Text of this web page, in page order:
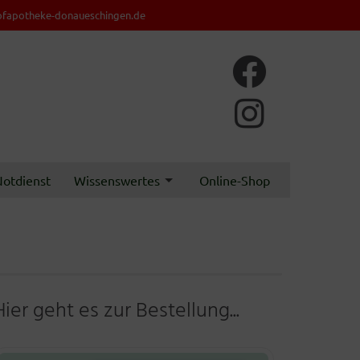
donaueschingen.de
Wissenswertes Online-Shop
geht es zur Bestellung...